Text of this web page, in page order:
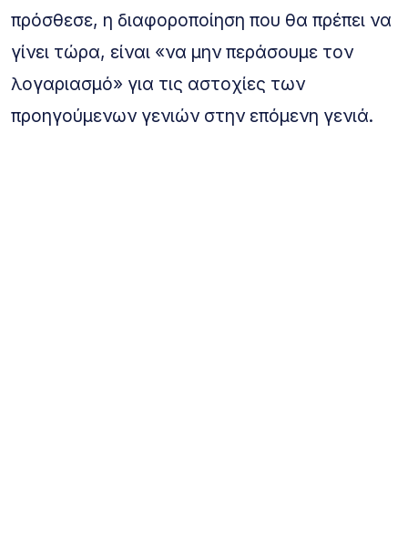
πρόσθεσε, η διαφοροποίηση που θα πρέπει να
γίνει τώρα, είναι «να μην περάσουμε τον
λογαριασμό» για τις αστοχίες των
προηγούμενων γενιών στην επόμενη γενιά.